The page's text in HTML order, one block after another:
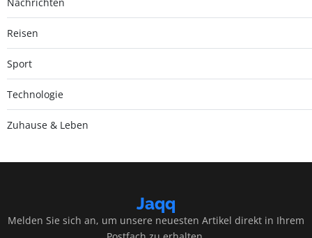
Reisen
Sport
Technologie
Zuhause & Leben
Jaqq
Melden Sie sich an, um unsere neuesten Artikel direkt in Ihrem